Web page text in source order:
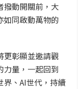
撥動開關前，大
如同啟動萬物的
更彰顯並邀請觀
力量，一起回到
界、AI世代，持續